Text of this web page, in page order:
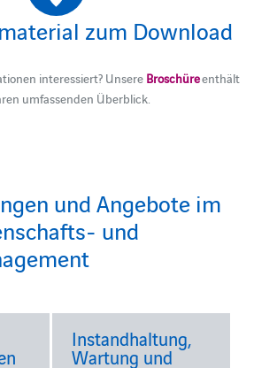
zum Download
interessiert? Unsere Broschüreenthält
umfassenden Überblick.
und Angebote im
und
Instandhaltung,
Wartung und